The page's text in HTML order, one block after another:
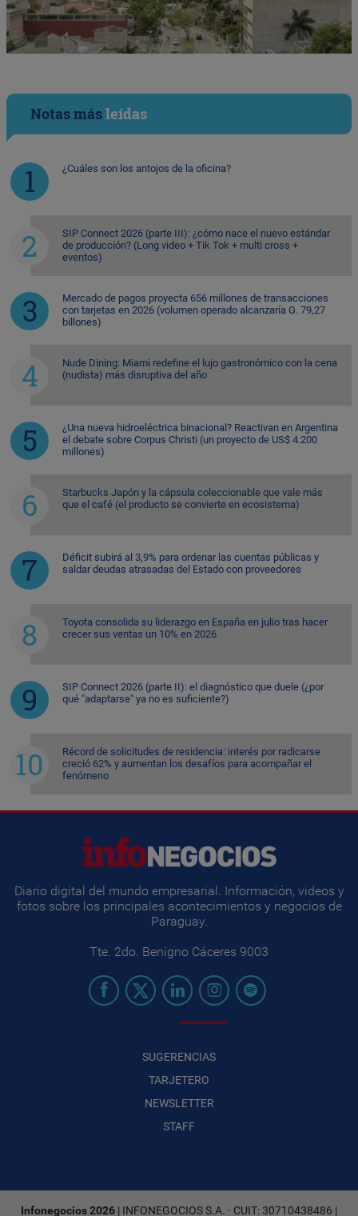
Notas másleídas
¿Cuáles son los antojos de la oficina?
SIP Connect 2026 (parte III): ¿cómo nace el nuevo estándar
de producción? (Long video + Tik Tok + multi cross +
eventos)
Mercado de pagos proyecta 656 millones de transacciones
con tarjetas en 2026 (volumen operado alcanzaría G. 79,27
billones)
Nude Dining: Miami redefine el lujo gastronómico con la cena
(nudista) más disruptiva del año
¿Una nueva hidroeléctrica binacional? Reactivan en Argentina
el debate sobre Corpus Christi (un proyecto de US$ 4.200
millones)
Starbucks Japón y la cápsula coleccionable que vale más
que el café (el producto se convierte en ecosistema)
Déficit subirá al 3,9% para ordenar las cuentas públicas y
saldar deudas atrasadas del Estado con proveedores
Toyota consolida su liderazgo en España en julio tras hacer
crecer sus ventas un 10% en 2026
SIP Connect 2026 (parte II): el diagnóstico que duele (¿por
qué "adaptarse" ya no es suficiente?)
Récord de solicitudes de residencia: interés por radicarse
creció 62% y aumentan los desafíos para acompañar el
fenómeno
Diario digital del mundo empresarial. Información, videos y
fotos sobre los principales acontecimientos y negocios de
Paraguay.
Tte. 2do. Benigno Cáceres 9003
SUGERENCIAS
TARJETERO
NEWSLETTER
STAFF
Infonegocios 2026 | INFONEGOCIOS S.A. · CUIT: 30710438486 |